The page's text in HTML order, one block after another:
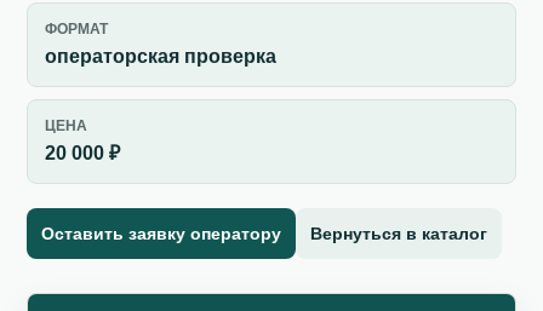
ФОРМАТ
операторская проверка
ЦЕНА
20 000 ₽
Оставить заявку оператору Вернуться в каталог